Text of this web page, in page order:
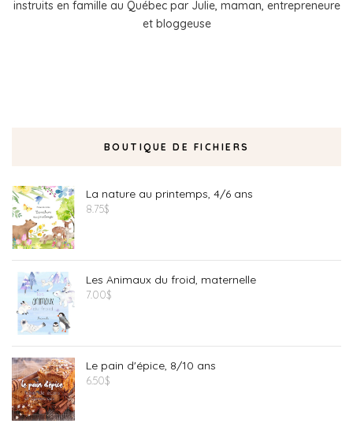
instruits en famille au Québec par Julie, maman, entrepreneure
et bloggeuse
BOUTIQUE DE FICHIERS
La nature au printemps, 4/6 ans
8.75$
Les Animaux du froid, maternelle
7.00$
Le pain d'épice, 8/10 ans
6.50$